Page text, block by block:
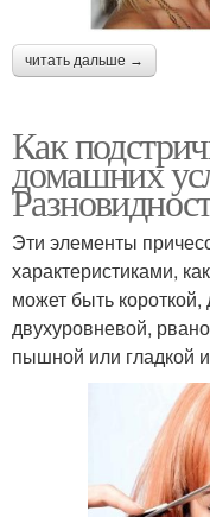
читать дальше →
Как
домашних
Эти элементы
характеристиками,
может быть короткой,
двухуровневой,
пышной или гладкой